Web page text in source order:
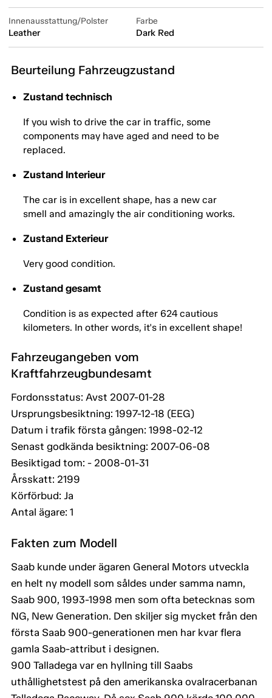
Innenausstattung/Polster
Leather
Farbe
Dark Red
Beurteilung Fahrzeugzustand
Zustand technisch
If you wish to drive the car in traffic, some
components may have aged and need to be
replaced.
Zustand Interieur
The car is in excellent shape, has a new car
smell and amazingly the air conditioning works.
Zustand Exterieur
Very good condition.
Zustand gesamt
Condition is as expected after 624 cautious
kilometers. In other words, it's in excellent shape!
Fahrzeugangeben vom
Kraftfahrzeugbundesamt
Fordonsstatus: Avst 2007-01-28
Ursprungsbesiktning: 1997-12-18 (EEG)
Datum i trafik första gången: 1998-02-12
Senast godkända besiktning: 2007-06-08
Besiktigad tom: - 2008-01-31
Årsskatt: 2199
Körförbud: Ja
Antal ägare: 1
Fakten zum Modell
Saab kunde under ägaren General Motors utveckla
en helt ny modell som såldes under samma namn,
Saab 900, 1993-1998 men som ofta betecknas som
NG, New Generation. Den skiljer sig mycket från den
första Saab 900-generationen men har kvar flera
gamla Saab-attribut i designen.
900 Talladega var en hyllning till Saabs
uthållighetstest på den amerikanska ovalracerbanan